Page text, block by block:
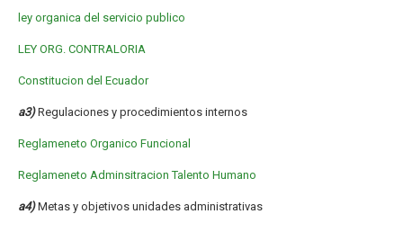
ley organica del servicio publico
LEY ORG. CONTRALORIA
Constitucion del Ecuador
a3)Regulaciones y procedimientos internos
Reglameneto Organico Funcional
Reglameneto Adminsitracion Talento Humano
a4)Metas y objetivos unidades administrativas